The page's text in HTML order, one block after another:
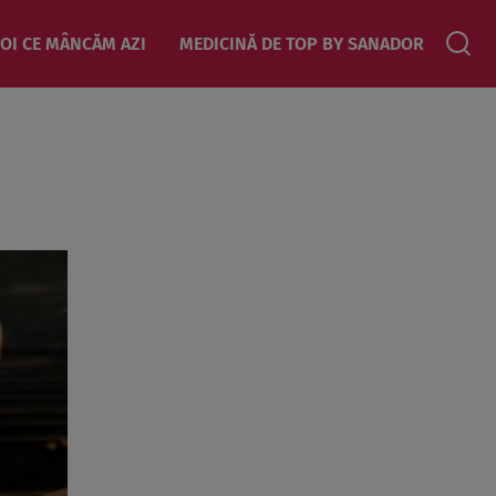
CE MÂNCĂM AZI MEDICINĂ DE TOP BY SANADOR